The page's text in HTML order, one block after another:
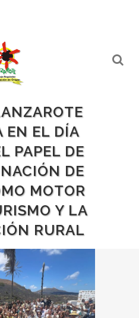
EN EL DÍA
PAPEL DE
DE
MOTOR
Y LA
RURAL